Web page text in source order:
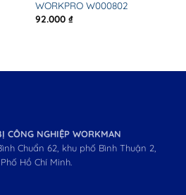
WORKPRO W000802
92.000 ₫
CÔNG NGHIỆP WORKMAN
Chuẩn 62, khu phố Bình Thuận 2,
Hồ Chí Minh.